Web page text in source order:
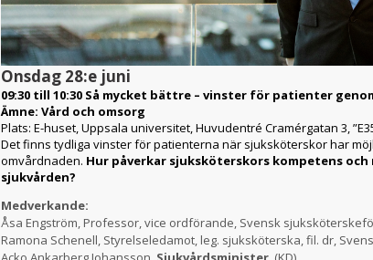
Onsdag 28:e juni
09:30 till 10:30 Så mycket bättre – vinster för patienter
Ämne: Vård och omsorg
Plats: E-huset, Uppsala universitet, Huvudentré Cramérgatan 3,
Det finns tydliga vinster för patienterna när sjuksköterskor har
omvårdnaden. Hur påverkar sjuksköterskors kompetens
sjukvården?
Medverkande:
Åsa Engström, Professor, vice ordförande, Svensk
Ramona Schenell, Styrelseledamot, leg. sjuksköterska, fil. dr,